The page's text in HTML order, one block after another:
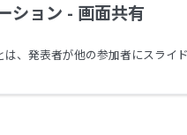
ション - 画面共有